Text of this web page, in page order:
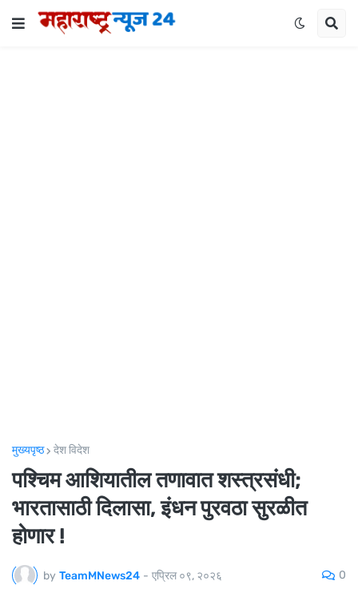
मुख्यपृष्ठ देश विदेश
पश्चिम आशियातील तणावात शस्त्रसंधी;
भारतासाठी दिलासा, इंधन पुरवठा सुरळीत
होणार !
by TeamMNews24 - एप्रिल ०९, २०२६ 0